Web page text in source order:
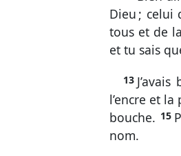
Dieu ; celui
tous et de la
et tu sais
13 J’avais
l’encre et la
bouche. 15
nom.